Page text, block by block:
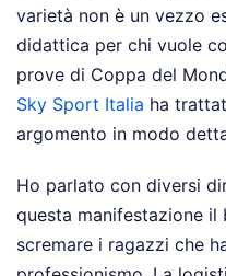
varietà non è un vezzo
didattica per chi vuole
prove di Coppa del
Sky Sport Italia ha
argomento in modo
Ho parlato con diversi
questa manifestazione
scremare i ragazzi che